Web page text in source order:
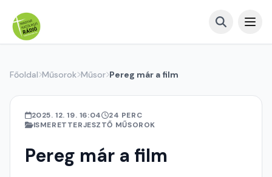
Főoldal Műsorok Műsor Pereg már a film
2025. 12. 19. 16:04
24 PERC
ISMERETTERJESZTŐ MŰSOROK
Pereg már a film